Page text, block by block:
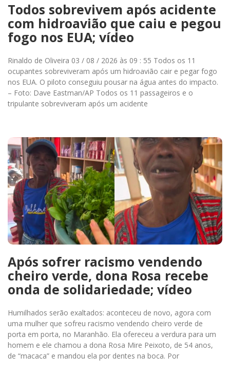
Todos sobrevivem após acidente
com hidroavião que caiu e pegou
fogo nos EUA; vídeo
Rinaldo de Oliveira 03 / 08 / 2026 às 09 : 55 Todos os 11
ocupantes sobreviveram após um hidroavião cair e pegar fogo
nos EUA. O piloto conseguiu pousar na água antes do impacto.
– Foto: Dave Eastman/AP Todos os 11 passageiros e o
tripulante sobreviveram após um acidente
Após sofrer racismo vendendo
cheiro verde, dona Rosa recebe
onda de solidariedade; vídeo
Humilhados serão exaltados: aconteceu de novo, agora com
uma mulher que sofreu racismo vendendo cheiro verde de
porta em porta, no Maranhão. Ela ofereceu a verdura para um
homem e ele chamou a dona Rosa Mire Peixoto, de 54 anos,
de “macaca” e mandou ela por dentes na boca. Por